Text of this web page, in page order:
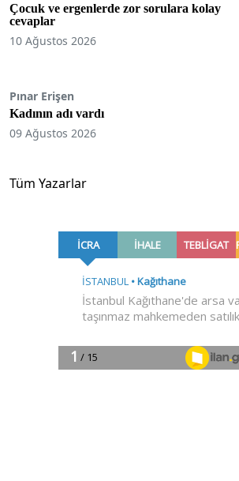
Çocuk ve ergenlerde zor sorulara kolay
cevaplar
10 Ağustos 2026
Pınar Erişen
Kadının adı vardı
09 Ağustos 2026
Tüm Yazarlar